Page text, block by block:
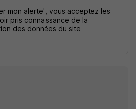
mon alerte", vous acceptez les
pris connaissance de la
des données du site